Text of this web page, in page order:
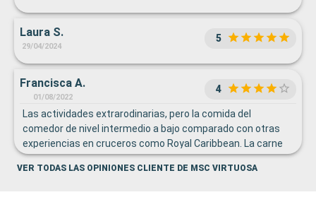
Laura S.
29/04/2024
5
Francisca A.
01/08/2022
4
Las actividades extrarodinarias, pero la comida del
comedor de nivel intermedio a bajo comparado con otras
experiencias en cruceros como Royal Caribbean. La carne
muy dura, los menús del comedor muy pobres. El buffet
bueno, sobre todo el desayuno
VER TODAS LAS OPINIONES CLIENTE DE MSC VIRTUOSA